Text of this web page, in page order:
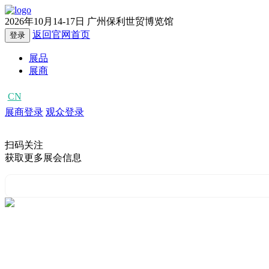
2026年10月14-17日 广州保利世贸博览馆
登录 返回官网首页
展品
展商
CN
展商登录 观众登录
扫码关注
获取更多展会信息